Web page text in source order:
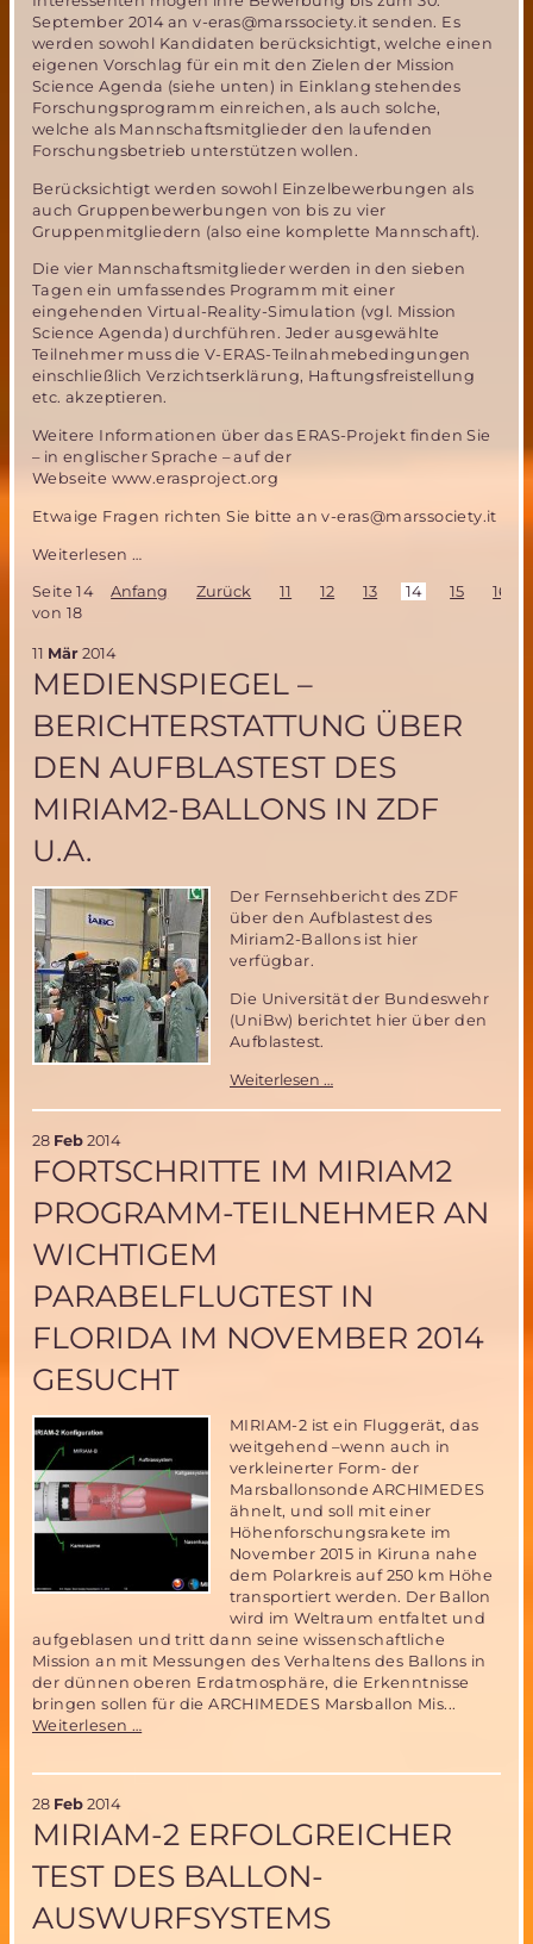
September 2014 an v-eras@marssociety.it senden. Es
werden sowohl Kandidaten berücksichtigt, welche einen
eigenen Vorschlag für ein mit den Zielen der Mission
Science Agenda (siehe unten) in Einklang stehendes
Forschungsprogramm einreichen, als auch solche,
welche als Mannschaftsmitglieder den laufenden
Forschungsbetrieb unterstützen wollen.
Berücksichtigt werden sowohl Einzelbewerbungen als
auch Gruppenbewerbungen von bis zu vier
Gruppenmitgliedern (also eine komplette Mannschaft).
Die vier Mannschaftsmitglieder werden in den sieben
Tagen ein umfassendes Programm mit einer
eingehenden Virtual-Reality-Simulation (vgl. Mission
Science Agenda) durchführen. Jeder ausgewählte
Teilnehmer muss die V-ERAS-Teilnahmebedingungen
einschließlich Verzichtserklärung, Haftungsfreistellung
etc. akzeptieren.
Weitere Informationen über das ERAS-Projekt finden Sie
– in englischer Sprache – auf der
Webseite www.erasproject.org
Etwaige Fragen richten Sie bitte an v-eras@marssociety.it
Weiterlesen …
Society
ihr
“V-
Seite 14
von 18
Anfang Zurück 11 12 13 14 15 16
11 Mär 2014
MEDIENSPIEGEL –
BERICHTERSTATTUNG ÜBER
DEN AUFBLASTEST DES
MIRIAM2-BALLONS IN ZDF
U.A.
Der Fernsehbericht des ZDF
über den Aufblastest des
Miriam2-Ballons ist hier
verfügbar.
Die Universität der Bundeswehr
(UniBw) berichtet hier über den
Aufblastest.
Weiterlesen …
den
Aufblastest
des
MIRIAM2-
28 Feb 2014
FORTSCHRITTE IM MIRIAM2
PROGRAMM-TEILNEHMER AN
WICHTIGEM
PARABELFLUGTEST IN
FLORIDA IM NOVEMBER 2014
GESUCHT
MIRIAM-2 ist ein Fluggerät, das
weitgehend –wenn auch in
verkleinerter Form- der
Marsballonsonde ARCHIMEDES
ähnelt, und soll mit einer
Höhenforschungsrakete im
November 2015 in Kiruna nahe
dem Polarkreis auf 250 km Höhe
transportiert werden. Der Ballon
wird im Weltraum entfaltet und
aufgeblasen und tritt dann seine wissenschaftliche
Mission an mit Messungen des Verhaltens des Ballons in
der dünnen oberen Erdatmosphäre, die Erkenntnisse
bringen sollen für die ARCHIMEDES Marsballon Mis...
Weiterlesen …
an
Parabelflugtest
Florida
28 Feb 2014
MIRIAM-2 ERFOLGREICHER
TEST DES BALLON-
AUSWURFSYSTEMS